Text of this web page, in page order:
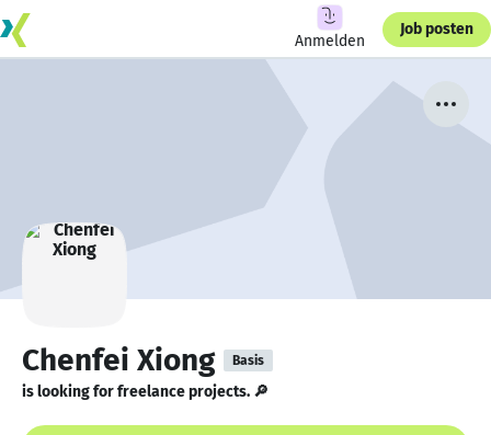
Anmelden
Job posten
Chenfei Xiong Basis
is looking for freelance projects. 🔎